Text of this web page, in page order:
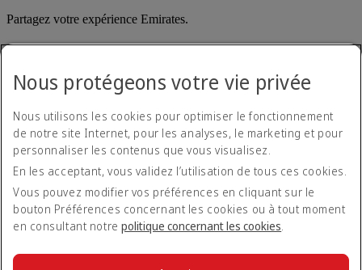
Partagez votre expérience Emirates.
Déclaration d'accessibilité
Nous contacter
Politique de confidentialité
Conditions générales
Politique en matière de cookies
Cyber-sécurité
Nous protégeons votre vie privée
Nous utilisons les cookies pour optimiser le fonctionnement
de notre site Internet, pour les analyses, le marketing et pour
personnaliser les contenus que vous visualisez.
En les acceptant, vous validez l’utilisation de tous ces cookies.
Vous pouvez modifier vos préférences en cliquant sur le
bouton Préférences concernant les cookies ou à tout moment
en consultant notrepolitique concernant les cookies.